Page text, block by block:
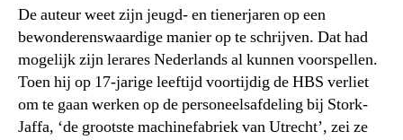
De auteur weet zijn jeugd- en tienerjaren op een
bewonderenswaardige manier op te schrijven. Dat had
mogelijk zijn lerares Nederlands al kunnen voorspellen.
Toen hij op 17-jarige leeftijd voortijdig de HBS verliet
om te gaan werken op de personeelsafdeling bij Stork-
Jaffa, ‘de grootste machinefabriek van Utrecht’, zei ze